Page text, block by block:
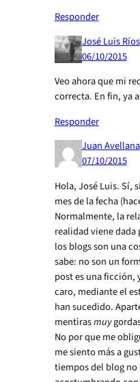
Responder
José Luis Ríos
06/10/2015
Veo ahora que mi
correcta. En fin, ya
Responder
Juan Avellana
07/10/2015
Hola, José Luis. Sí,
mes de la fecha
Normalmente, la
realidad viene
los blogs son una
sabe: no son un
post es una ficción,
caro, mediante el
han sucedido.
mentirasmuy
No por que me
me siento más a
tiempos del blog